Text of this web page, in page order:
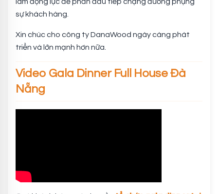
sự khách hàng.
Xin chúc cho công ty DanaWood ngày càng phát
triển và lớn mạnh hơn nữa.
Video Gala Dinner Full House Đà
Nẵng